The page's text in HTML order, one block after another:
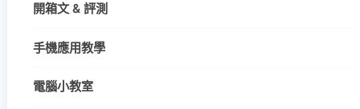
開箱文 & 評測
手機應用教學
電腦小教室